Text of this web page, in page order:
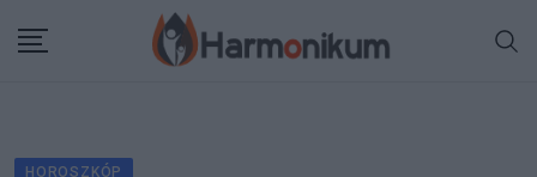
HOROSZKÓP